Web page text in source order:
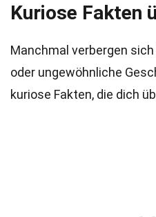
Kuriose Fakten
Manchmal verbergen
oder ungewöhnliche
kuriose Fakten, die dich